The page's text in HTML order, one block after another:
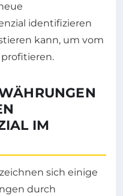
identifizieren
kann, um vom
Z
IM Ü
sich einige
durch